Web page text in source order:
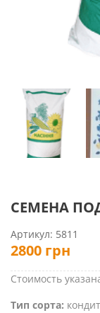
СЕМЕНА
Артикул: 5811
2800 грн
Стоимость
Тип сорта: